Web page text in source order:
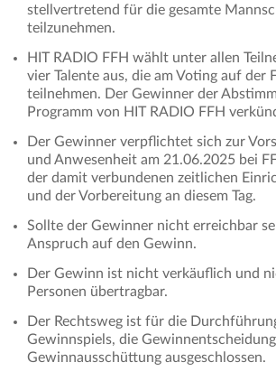
stellvertretend für die gesamte
teilzunehmen.
HIT RADIO FFH wählt unter allen
vier Talente aus, die am Voting auf der
teilnehmen. Der Gewinner der
Programm von HIT RADIO FFH
Der Gewinner verpflichtet sich zur
und Anwesenheit am 21.06.2025 bei
der damit verbundenen zeitlichen
und der Vorbereitung an diesem Tag.
Sollte der Gewinner nicht erreichbar
Anspruch auf den Gewinn.
Der Gewinn ist nicht verkäuflich und
Personen übertragbar.
Der Rechtsweg ist für die
Gewinnspiels, die
Gewinnausschüttung ausgeschlossen.